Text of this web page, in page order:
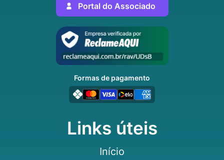
Links úteis
Início
Portal do Associado
Formas de pagamento